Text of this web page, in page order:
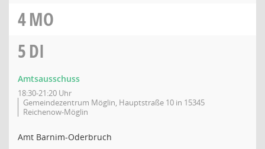
4MO
5DI
Amtsausschuss
18:30-21:20 Uhr
Gemeindezentrum Möglin, Hauptstraße 10 in 15345
Reichenow-Möglin
Amt Barnim-Oderbruch